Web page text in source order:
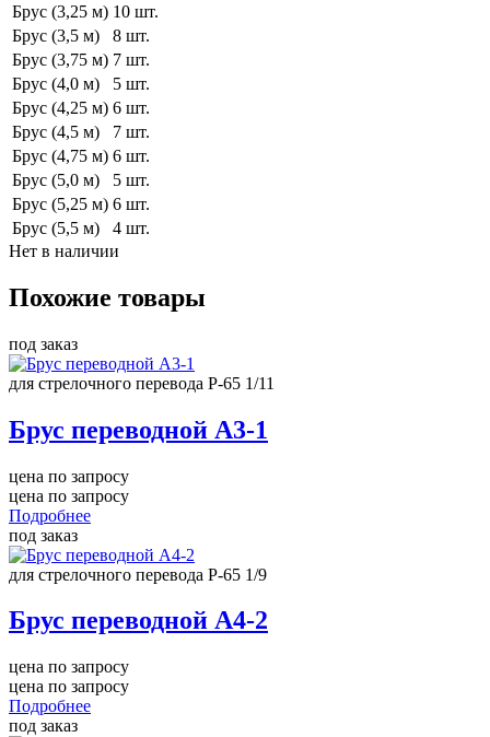
Брус (3,25 м) 10 шт.
Брус (3,5 м)
8 шт.
Брус (3,75 м) 7 шт.
Брус (4,0 м)
5 шт.
Брус (4,25 м) 6 шт.
Брус (4,5 м)
7 шт.
Брус (4,75 м) 6 шт.
Брус (5,0 м)
5 шт.
Брус (5,25 м) 6 шт.
Брус (5,5 м)
4 шт.
Нет в наличии
Похожие товары
под заказ
для стрелочного перевода Р-65 1/11
Брус переводной А3-1
цена по запросу
цена по запросу
Подробнее
под заказ
для стрелочного перевода Р-65 1/9
Брус переводной А4-2
цена по запросу
цена по запросу
Подробнее
под заказ